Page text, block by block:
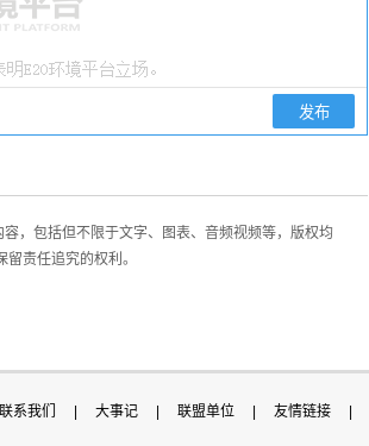
，包括但不限于文字、图表、音频视频等，版权均
责任追究的权利。
联系我们 大事记 联盟单位 友情链接